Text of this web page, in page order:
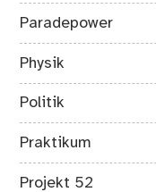
Paradepower
Physik
Politik
Praktikum
Projekt 52